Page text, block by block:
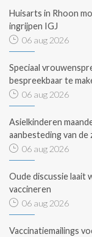
Huisarts in Rhoon
ingrijpen IGJ
06 aug 2026
Speciaal
bespreekbaar te
06 aug 2026
Asielkinderen
aanbesteding van de
06 aug 2026
Oude discussie laait
vaccineren
06 aug 2026
Vaccinatiemailings